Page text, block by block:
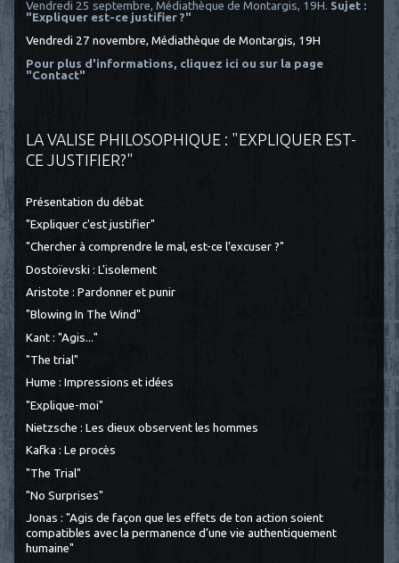
Vendredi 25 septembre, Médiathèque de Montargis, 19H. Sujet :
"Expliquer est-ce justifier ?"
Vendredi 27 novembre, Médiathèque de Montargis, 19H
Pour plus d'informations, cliquez ici ou sur la page
"Contact"
LA VALISE PHILOSOPHIQUE : "EXPLIQUER EST-
CE JUSTIFIER?"
Présentation du débat
"Expliquer c'est justifier"
"Chercher à comprendre le mal, est-ce l’excuser ?"
Dostoïevski : L'isolement
Aristote : Pardonner et punir
"Blowing In The Wind"
Kant : "Agis..."
"The trial"
Hume : Impressions et idées
"Explique-moi"
Nietzsche : Les dieux observent les hommes
Kafka : Le procès
"The Trial"
"No Surprises"
Jonas : "Agis de façon que les effets de ton action soient
compatibles avec la permanence d’une vie authentiquement
humaine"